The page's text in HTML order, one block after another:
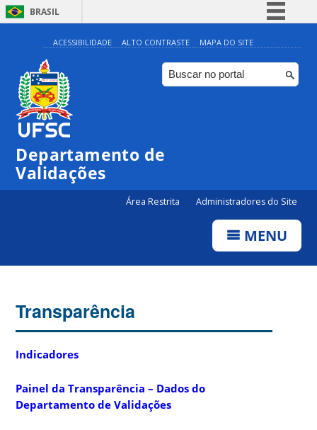
BRASIL
Simplifique!
Comunica BR
Participe
ACESSIBILIDADE ALTO CONTRASTE MAPA DO SITE
Departamento de
Validações
Área Restrita Administradores do Site
MENU
Transparência
Indicadores
Painel da Transparência – Dados do
Departamento de Validações